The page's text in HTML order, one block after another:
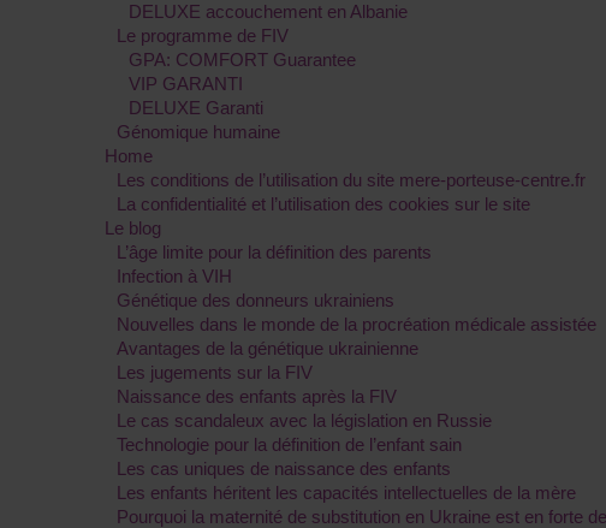
DELUXE accouchement en Albanie
Le programme de FIV
GPA: COMFORT Guarantee
VIP GARANTI
DELUXE Garanti
Génomique humaine
Home
Les conditions de l’utilisation du site mere-porteuse-centre.fr
La confidentialité et l’utilisation des cookies sur le site
Le blog
L’âge limite pour la définition des parents
Infection à VIH
Génétique des donneurs ukrainiens
Nouvelles dans le monde de la procréation médicale assistée
Avantages de la génétique ukrainienne
Les jugements sur la FIV
Naissance des enfants après la FIV
Le cas scandaleux avec la législation en Russie
Technologie pour la définition de l’enfant sain
Les cas uniques de naissance des enfants
Les enfants héritent les capacités intellectuelles de la mère
Pourquoi la maternité de substitution en Ukraine est en forte